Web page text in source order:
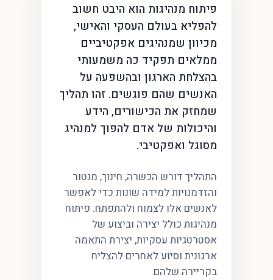
פיתוח מנהיגות הוא היבט חשוב
להפליא בעולם העסקי והאישי,
מכיוון שמנהיגים אפקטיביים
ממלאים תפקיד כה משמעותי
בהצלחת הארגון ובהשפעה על
האנשים שהם פוגשים. זהו תהליך
שמחזק את הכישורים, הידע
והיכולות של אדם להפוך למנהיג
מסוגל ואפקטיבי.
התהליך דורש הכשרה, חינוך, מנטור
והזדמנויות למידה שונות כדי לאפשר
לאנשים אלו לצמוח ולהתפתח. פיתוח
מנהיגות כולל יצירה וביצוע של
אסטרטגיות עסקיות, יצירת התאמה
ארגונית וסיוע לאחרים להצליח
בקריירה שלהם.